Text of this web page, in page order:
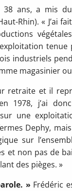
38 ans, a mis
Rhin). « J’ai
industriels
magasinier
retraite et il
1978, j’ai
une
Dephy,
sur
non pas de
des pièges. »
» Frédéric